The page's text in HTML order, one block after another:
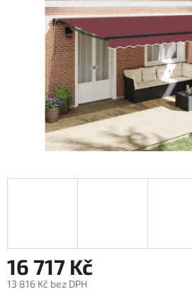
16 717 Kč
13 816 Kč bez DPH